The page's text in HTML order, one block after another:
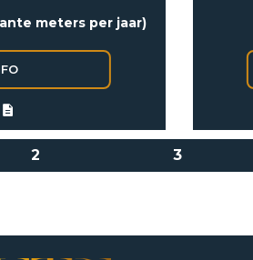
meters per jaar)
2 3